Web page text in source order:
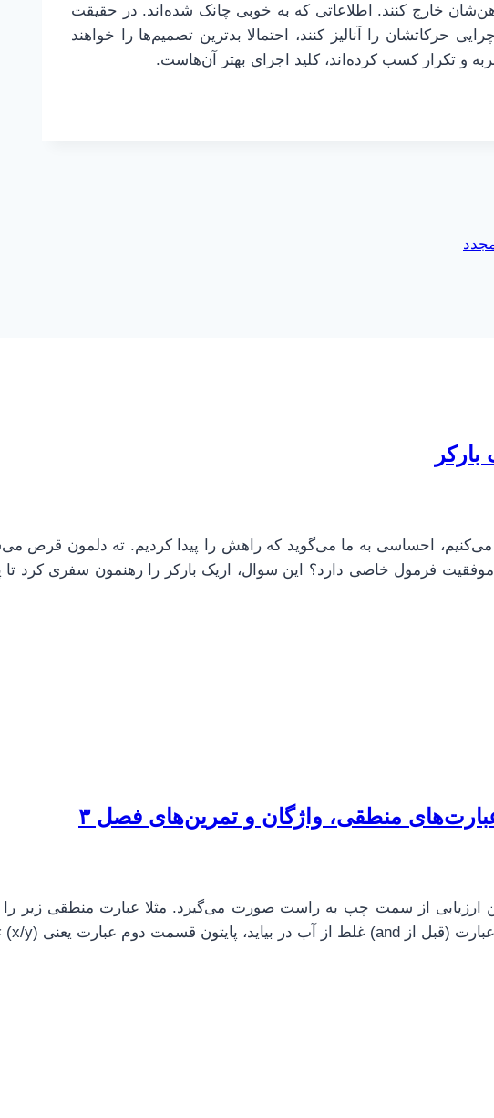
خارج کنند. اطلاعاتی که به خوبی چانک شده‌اند. در حقیقت
حرکاتشان را آنالیز کنند، احتمالا بدترین تصمیم‌ها را خواهند
و تکرار کسب کرده‌اند، کلید اجرای بهتر آن‌هاست.
احساسی به ما می‌گوید که راهش را پیدا کردیم. ته دلمون قرص
فرمول خاصی دارد؟ این سوال، اریک بارکر را رهنمون سفری کرد تا
ارزیابی از سمت چپ به راست صورت می‌گیرد. مثلا عبارت منطقی زیر را